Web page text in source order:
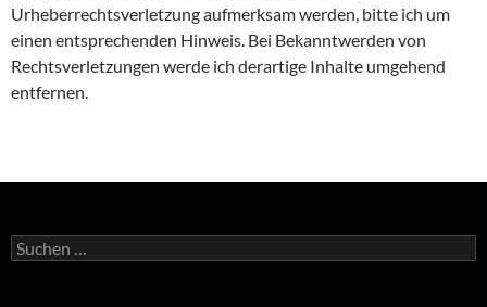
Urheberrechtsverletzung aufmerksam werden, bitte ich um
einen entsprechenden Hinweis. Bei Bekanntwerden von
Rechtsverletzungen werde ich derartige Inhalte umgehend
entfernen.
Suchen
nach: